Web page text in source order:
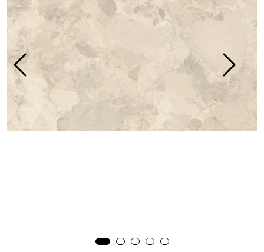
Prosjekt
Still et spørsmål
Favoritter (
Min side